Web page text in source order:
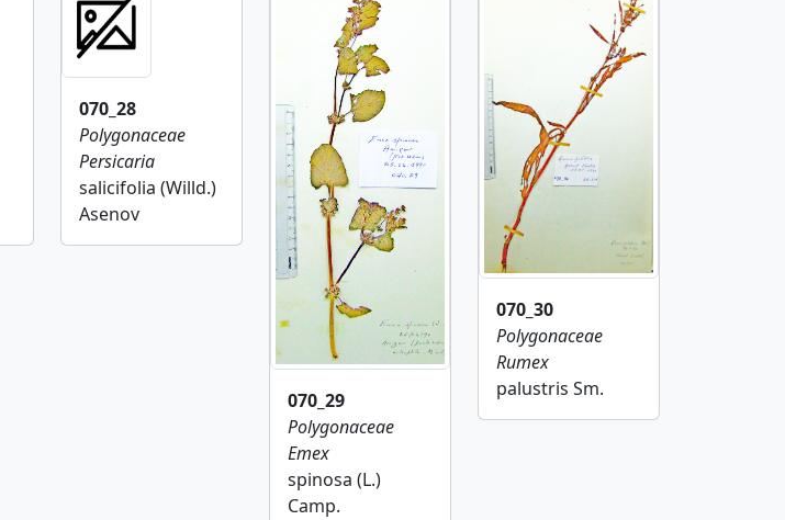
070_28
Polygonaceae
Persicaria
salicifolia (Willd.)
Asenov
070_29
Polygonaceae
Emex
spinosa (L.)
Camp.
070_30
Polygonaceae
Rumex
palustris Sm.